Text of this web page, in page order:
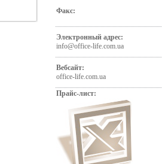
Факс:
Электронный адрес:
info@office-life.com.ua
Вебсайт:
office-life.com.ua
Прайс-лист: